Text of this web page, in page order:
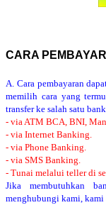
CARA
A. Cara pembayaran
memilih cara yang
transfer ke salah satu
- via ATM BCA, BNI,
- via Internet Banking.
- via Phone Banking.
- via SMS Banking.
- Tunai melalui teller di
Jika membutuhkan
menghubungi kami, kami